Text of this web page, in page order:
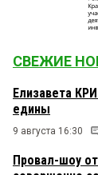
СВЕЖИЕ
Елизавета
едины
9 августа 16:30
Провал-шоу